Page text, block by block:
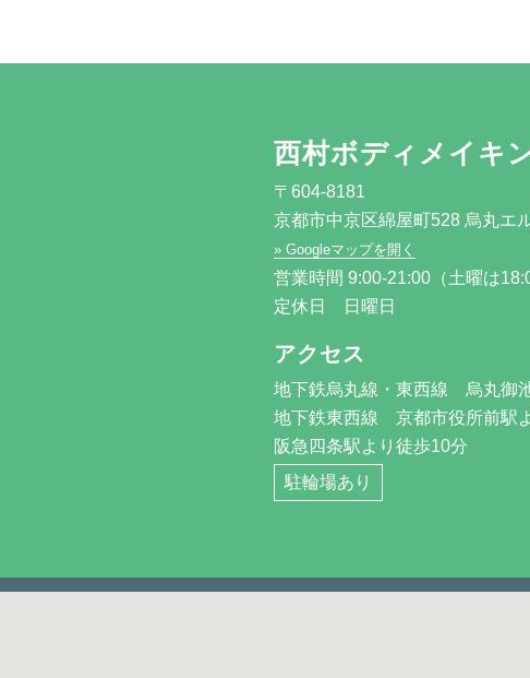
西村ボディメイキ
〒604-8181
京都市中京区綿屋町528 烏丸エ
» Googleマップを開く
営業時間 9:00-21:00（土曜は
定休日 日曜日
アクセス
地下鉄烏丸線・東西線 烏丸御
地下鉄東西線 京都市役所前駅
阪急四条駅より徒歩10分
駐輪場あり